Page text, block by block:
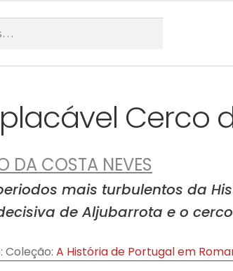
Cerco
DA COSTA NEVES
mais turbulentos da
de Aljubarrota e o
Coleção: A História de Portugal em